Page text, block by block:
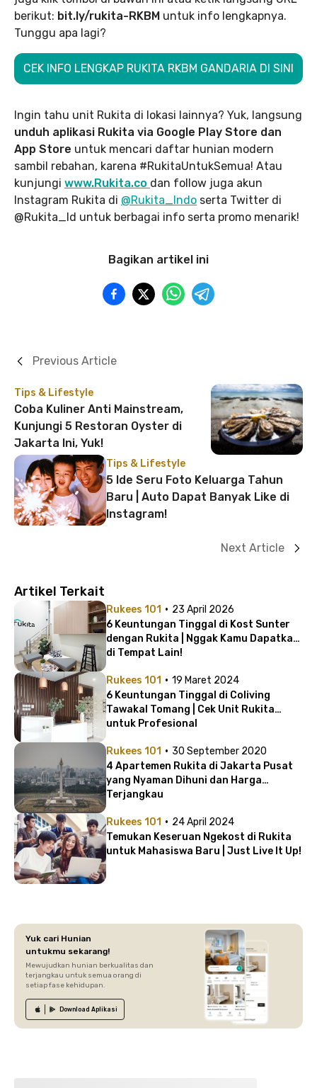
berikut: bit.ly/rukita-RKBM untuk info lengkapnya.
Tunggu apa lagi?
CEK INFO LENGKAP RUKITA RKBM GANDARIA DI SINI
Ingin tahu unit Rukita di lokasi lainnya? Yuk, langsung
unduh aplikasi Rukita via Google Play Store dan
App Store untuk mencari daftar hunian modern
sambil rebahan, karena #RukitaUntukSemua! Atau
kunjungi www.Rukita.co dan follow juga akun
Instagram Rukita di @Rukita_Indo serta Twitter di
@Rukita_Id untuk berbagai info serta promo menarik!
Bagikan artikel ini
Tips & Lifestyle
Coba Kuliner Anti Mainstream,
Kunjungi 5 Restoran Oyster di
Jakarta Ini, Yuk!
Previous Article
Tips & Lifestyle
5 Ide Seru Foto Keluarga Tahun
Baru | Auto Dapat Banyak Like di
Instagram!
Next Article
Artikel Terkait
Rukees 101 · 23 April 2026
6 Keuntungan Tinggal di Kost Sunter
dengan Rukita | Nggak Kamu Dapatkan
di Tempat Lain!
Rukees 101 · 19 Maret 2024
6 Keuntungan Tinggal di Coliving
Tawakal Tomang | Cek Unit Rukita
untuk Profesional
Rukees 101 · 30 September 2020
4 Apartemen Rukita di Jakarta Pusat
yang Nyaman Dihuni dan Harga
Terjangkau
Rukees 101 · 24 April 2024
Temukan Keseruan Ngekost di Rukita
untuk Mahasiswa Baru | Just Live It Up!
Yuk cari Hunian
untukmu sekarang!
Mewujudkan hunian berkualitas dan
terjangkau untuk semua orang di
setiap fase kehidupan.
Download Aplikasi